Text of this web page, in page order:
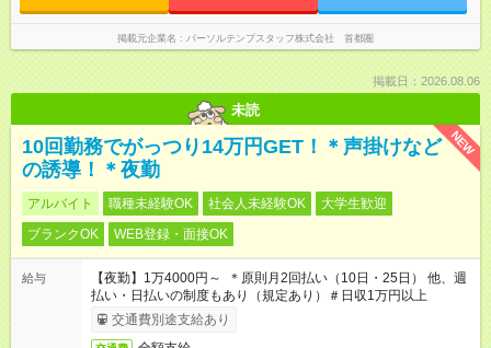
掲載元企業名 パーソルテンプスタッフ株式会社 首都圏
掲載日：2026.08.06
未読
NEW
10回勤務でがっつり14万円GET！＊声掛けなど
の誘導！＊夜勤
アルバイト 職種未経験OK 社会人未経験OK
大学生歓迎
ブランクOK
WEB登録・面接OK
給与
【夜勤】1万4000円～ ＊原則月2回払い（10日・25日） 他、週
払い・日払いの制度もあり（規定あり）＃日収1万円以上
交通費別途支給あり